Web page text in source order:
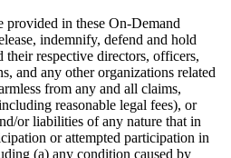
provided in these On-Demand
indemnify, defend and hold
respective directors, officers,
and any other organizations related
from any and all claims,
reasonable legal fees), or
or liabilities of any nature that in
or attempted participation in
(a) any condition caused by